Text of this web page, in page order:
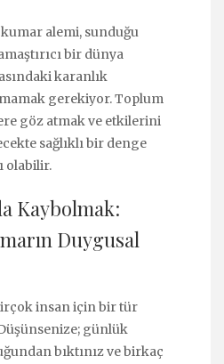
kumar alemi, sunduğu
bir dünya
karanlık
gerekiyor. Toplum
göz atmak ve etkilerini
sağlıklı bir denge
olabilir.
Kaybolmak:
Duygusal
insan için bir tür
günlük
bıktınız ve birkaç